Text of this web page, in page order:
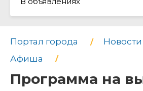
Портал города
Новости
Афиша
Программа на